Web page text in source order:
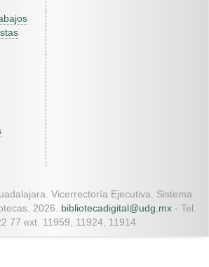
Vicerrectoría Ejecutiva. Sistema
2026. bibliotecadigital@udg.mx - Tel.
77 ext. 11959, 11924, 11914